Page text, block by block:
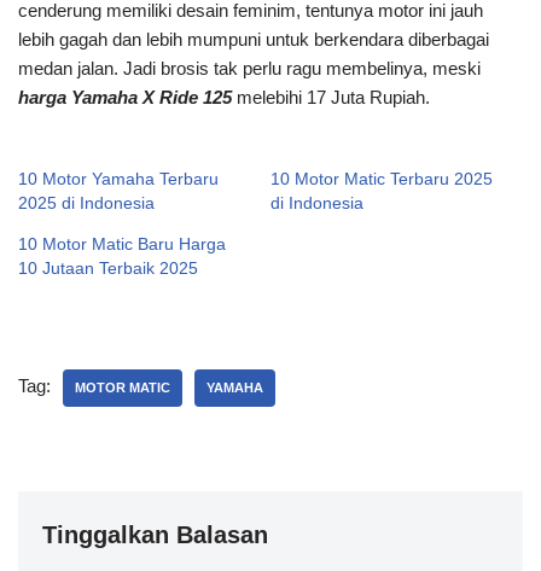
cenderung memiliki desain feminim, tentunya motor ini jauh
lebih gagah dan lebih mumpuni untuk berkendara diberbagai
medan jalan. Jadi brosis tak perlu ragu membelinya, meski
harga Yamaha X Ride 125melebihi 17 Juta Rupiah.
10 Motor Yamaha Terbaru
2025 di Indonesia
10 Motor Matic Terbaru 2025
di Indonesia
10 Motor Matic Baru Harga
10 Jutaan Terbaik 2025
Tag: MOTOR MATIC YAMAHA
Tinggalkan Balasan